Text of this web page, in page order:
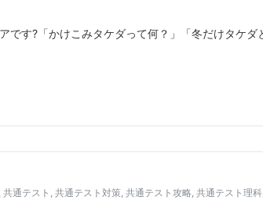
です?「かけこみタケダって何？」「冬だけタケダ
,共通テスト ,共通テスト対策,共通テスト攻略,共通テスト理科